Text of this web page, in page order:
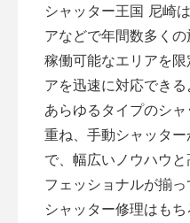
シャッター王国 尼崎
アなどで年間数多くの
稼働可能なエリアを
アを迅速に対応できる
あらゆるタイプのシ
重ね、手動シャッタ
で、幅広いノウハウ
フェッショナルが揃っ
シャッター修理はも